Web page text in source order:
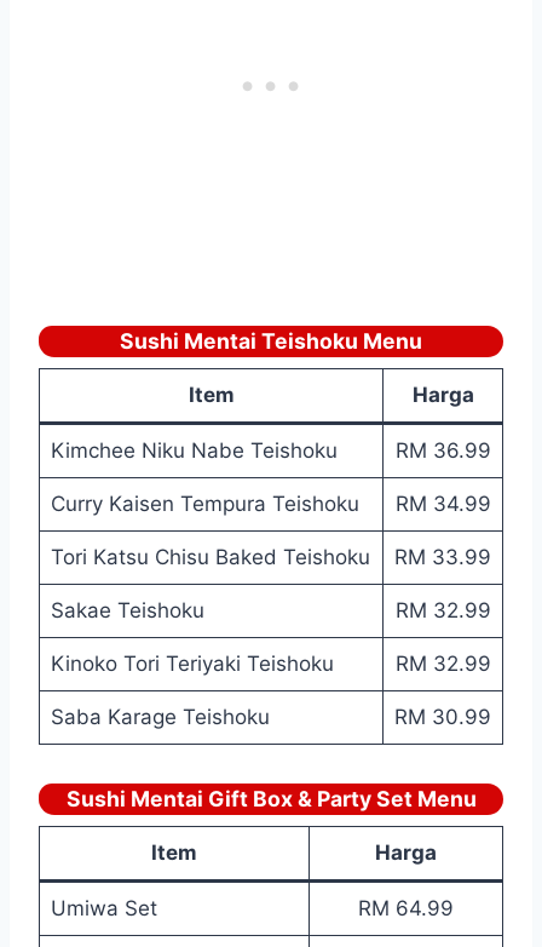
Sushi Mentai Teishoku Menu
Item Harga
Kimchee Niku Nabe Teishoku RM 36.99
Curry Kaisen Tempura Teishoku RM 34.99
Tori Katsu Chisu Baked Teishoku RM 33.99
Sakae Teishoku RM 32.99
Kinoko Tori Teriyaki Teishoku RM 32.99
Saba Karage Teishoku RM 30.99
Sushi Mentai Gift Box & Party Set Menu
Item Harga
Umiwa Set RM 64.99